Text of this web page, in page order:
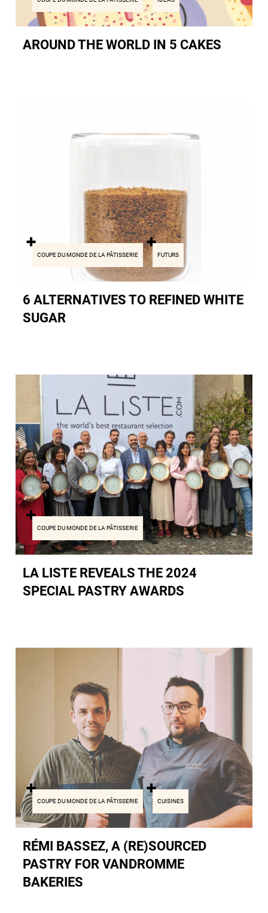
AROUND THE WORLD IN 5 CAKES
COUPE DU MONDE DE LA PÂTISSERIE FUTURS
6 ALTERNATIVES TO REFINED WHITE
SUGAR
COUPE DU MONDE DE LA PÂTISSERIE
LA LISTE REVEALS THE 2024
SPECIAL PASTRY AWARDS
COUPE DU MONDE DE LA PÂTISSERIE CUISINES
RÉMI BASSEZ, A (RE)SOURCED
PASTRY FOR VANDROMME
BAKERIES